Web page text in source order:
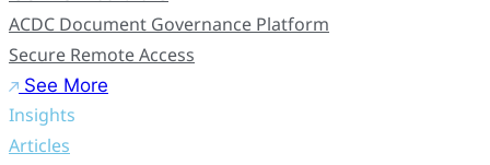
ACDC Document Governance Platform
Secure Remote Access
See More
Insights
Articles